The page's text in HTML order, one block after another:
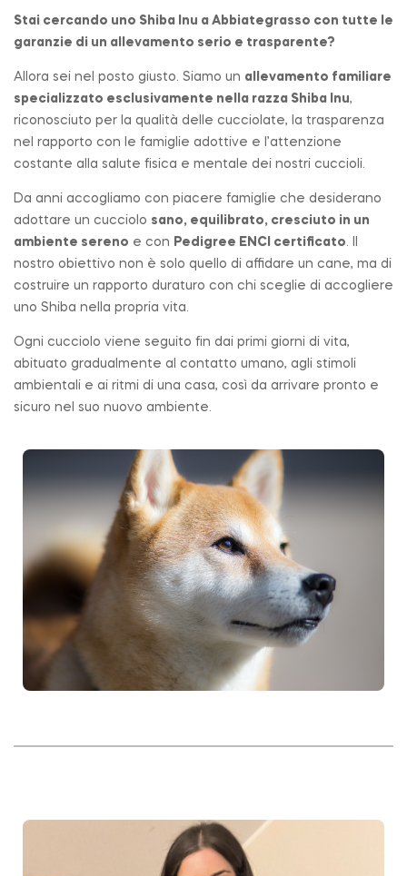
Stai cercando uno Shiba Inu aAbbiategrasso con tutte le
garanzie di un allevamento serio e trasparente?
Allora sei nel posto giusto. Siamo un allevamento familiare
specializzato esclusivamente nella razza Shiba Inu,
riconosciuto per la qualità delle cucciolate, la trasparenza
nel rapporto con le famiglie adottive e l’attenzione
costante alla salute fisica e mentale dei nostri cuccioli.
Da anni accogliamo con piacere famiglie che desiderano
adottare un cucciolo sano, equilibrato, cresciuto in un
ambiente sereno e con Pedigree ENCI certificato. Il
nostro obiettivo non è solo quello di affidare un cane, ma di
costruire un rapporto duraturo con chi sceglie di accogliere
uno Shiba nella propria vita.
Ogni cucciolo viene seguito fin dai primi giorni di vita,
abituato gradualmente al contatto umano, agli stimoli
ambientali e ai ritmi di una casa, così da arrivare pronto e
sicuro nel suo nuovo ambiente.